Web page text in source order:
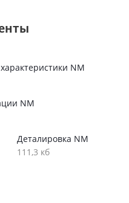
NM
NM
Деталировка NM
111,3 кб